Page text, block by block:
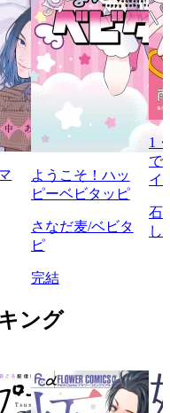
ようこそ！ハッ
ピーベビタッピ
さなだ麦/ベビタ
ピ
完結
1
で
イ
石
し
ング